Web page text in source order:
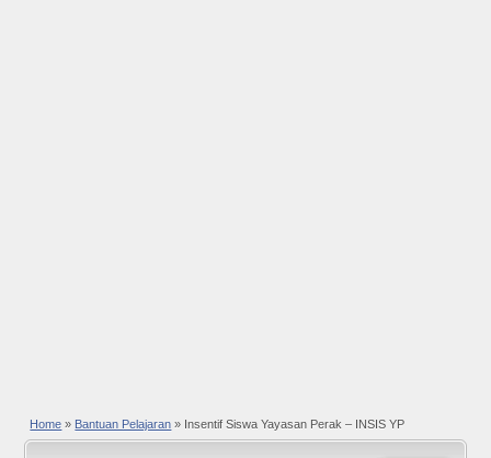
Home » Bantuan Pelajaran » Insentif Siswa Yayasan Perak – INSIS YP